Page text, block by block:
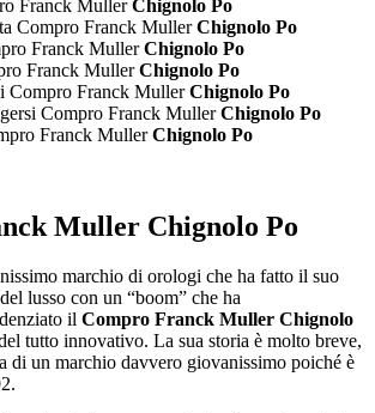
Franck MullerChignolo Po
Compro Franck MullerChignolo Po
Franck MullerChignolo Po
Franck MullerChignolo Po
Compro Franck MullerChignolo Po
Compro Franck MullerChignolo Po
Franck MullerChignolo Po
Muller Chignolo Po
marchio di orologi che ha fatto il suo
lusso con un “boom” che ha
il Compro Franck Muller Chignolo
tutto innovativo. La sua storia è molto breve,
di un marchio davvero giovanissimo poiché è